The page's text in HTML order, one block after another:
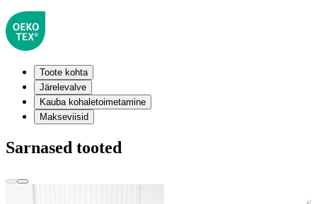
Toote kohta
Järelevalve
Kauba kohaletoimetamine
Makseviisid
Sarnased tooted